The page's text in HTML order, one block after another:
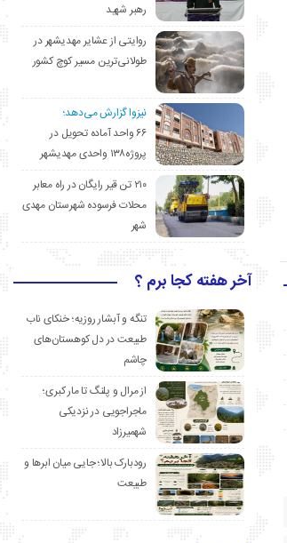
رهبر شهید
روایتی از عشایر مهدیشهر در
طولانی‌ترین مسیر کوچ کشور
نیزوا گزارش می‌دهد؛
۶۶ واحد آماده تحویل در
پروژه۱۳۸ واحدی مهدیشهر
۲۱۰ تن قیر رایگان در راه معابر
محلات فرسوده شهرستان مهدی
شهر
آخر هفته کجا برم ؟
تنگه و آبشار روزیه؛ خنکای ناب
طبیعت در دل کوهستان‌های
چاشم
از مرال و پلنگ تا مار کبری؛
ماجراجویی در نزدیکی
شهمیرزاد
رودبارک بالا؛ جایی میان ابرها و
طبیعت